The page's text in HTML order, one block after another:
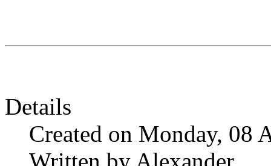
Details
Created on Monday, 08
Written by Alexander